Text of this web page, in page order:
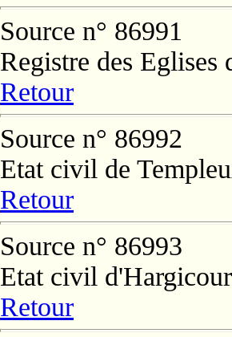
Source n° 86991
Registre des Eglises
Retour
Source n° 86992
Etat civil de
Retour
Source n° 86993
Etat civil
Retour